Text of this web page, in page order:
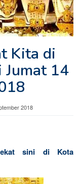
Kita di
Jumat 14
2018
sini di Kota